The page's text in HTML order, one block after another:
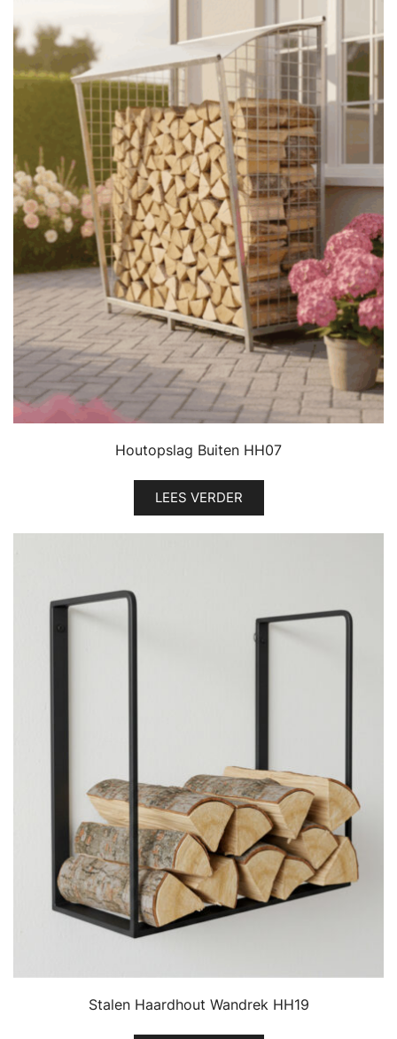
Houtopslag Buiten HH07
LEES VERDER
Stalen Haardhout Wandrek HH19